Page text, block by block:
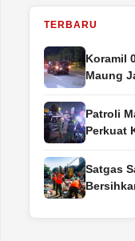
TERBARU
Koramil
Maung
Patroli
Perkuat
Satgas